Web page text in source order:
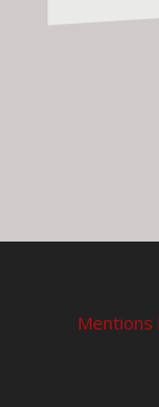
Mentions